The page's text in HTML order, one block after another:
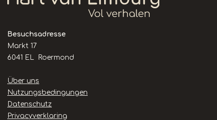
Besuchsadresse
Markt 17
6041 EL Roermond
Handige
links
Über uns
Nutzungsbedingungen
Datenschutz
Privacyverklaring